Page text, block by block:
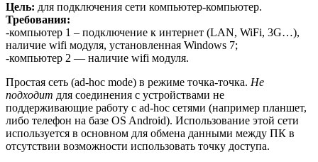
Цель: для подключения сети компьютер-компьютер.
Требования:
-компьютер 1 – подключение к интернет (LAN, WiFi, 3G…),
наличие wifi модуля, установленная Windows 7;
-компьютер 2 — наличие wifi модуля.
Простая cеть (ad-hoc mode) в режиме точка-точка. Не
подходит для соединения с устройствами не
поддерживающие работу с ad-hoc сетями (например планшет,
либо телефон на базе OS Android). Использование этой сети
используется в основном для обмена данными между ПК в
отсутствии возможности использовать точку доступа.